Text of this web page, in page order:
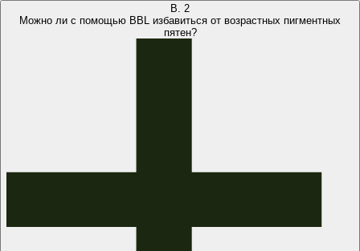
В. 2
Можно ли с помощью BBL избавиться от возрастных пигментных
пятен?